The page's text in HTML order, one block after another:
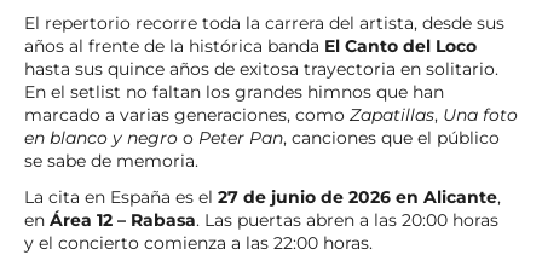
El repertorio recorre toda la carrera del artista, desde sus
años al frente de la histórica banda El Canto del Loco
hasta sus quince años de exitosa trayectoria en solitario.
En el setlist no faltan los grandes himnos que han
marcado a varias generaciones, como Zapatillas, Una foto
en blanco y negro o Peter Pan, canciones que el público
se sabe de memoria.
La cita en España es el 27 de junio de 2026 en Alicante,
en Área 12 – Rabasa. Las puertas abren a las 20:00 horas
y el concierto comienza a las 22:00 horas.